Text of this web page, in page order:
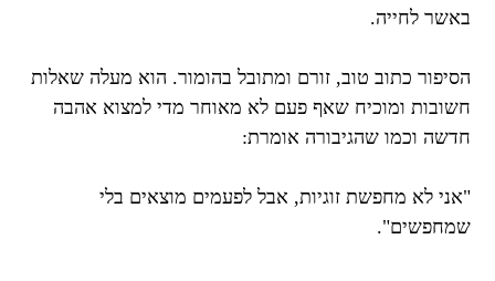
באשר לחייה.
הסיפור כתוב טוב, זורם ומתובל בהומור. הוא מעלה שאלות
חשובות ומוכיח שאף פעם לא מאוחר מדי למצוא אהבה
חדשה וכמו שהגיבורה אומרת:
"אני לא מחפשת זוגיות, אבל לפעמים מוצאים בלי
שמחפשים".